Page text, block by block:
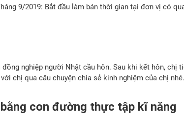
9/2019: Bắt đầu làm bán thời gian tại đơn vị có
nghiệp người Nhật cầu hôn. Sau khi kết hôn, chị
chị qua câu chuyện chia sẻ kinh nghiệm của chị nhé.
con đường thực tập kĩ năng